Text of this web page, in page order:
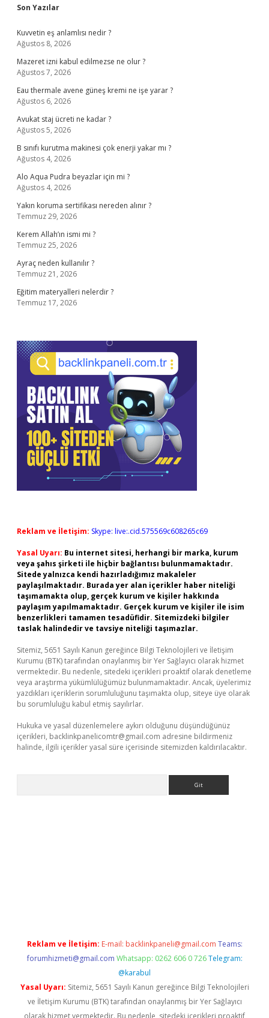
Sidebar
Son Yazılar
Kuvvetin eş anlamlısı nedir ?
Ağustos 8, 2026
Mazeret izni kabul edilmezse ne olur ?
Ağustos 7, 2026
Eau thermale avene güneş kremi ne işe yarar ?
Ağustos 6, 2026
Avukat staj ücreti ne kadar ?
Ağustos 5, 2026
B sınıfı kurutma makinesi çok enerji yakar mı ?
Ağustos 4, 2026
Alo Aqua Pudra beyazlar için mi ?
Ağustos 4, 2026
Yakın koruma sertifikası nereden alınır ?
Temmuz 29, 2026
Kerem Allah’ın ismi mi ?
Temmuz 25, 2026
Ayraç neden kullanılır ?
Temmuz 21, 2026
Eğitim materyalleri nelerdir ?
Temmuz 17, 2026
Reklam ve İletişim: Skype: live:.cid.575569c608265c69
Yasal Uyarı: Bu internet sitesi, herhangi bir marka, kurum
veya şahıs şirketi ile hiçbir bağlantısı bulunmamaktadır.
Sitede yalnızca kendi hazırladığımız makaleler
paylaşılmaktadır. Burada yer alan içerikler haber niteliği
taşımamakta olup, gerçek kurum ve kişiler hakkında
paylaşım yapılmamaktadır. Gerçek kurum ve kişiler ile isim
benzerlikleri tamamen tesadüfidir. Sitemizdeki bilgiler
taslak halindedir ve tavsiye niteliği taşımazlar.
Sitemiz, 5651 Sayılı Kanun gereğince Bilgi Teknolojileri ve İletişim
Kurumu (BTK) tarafından onaylanmış bir Yer Sağlayıcı olarak hizmet
vermektedir. Bu nedenle, sitedeki içerikleri proaktif olarak denetleme
veya araştırma yükümlülüğümüz bulunmamaktadır. Ancak, üyelerimiz
yazdıkları içeriklerin sorumluluğunu taşımakta olup, siteye üye olarak
bu sorumluluğu kabul etmiş sayılırlar.
Hukuka ve yasal düzenlemelere aykırı olduğunu düşündüğünüz
içerikleri, backlinkpanelicomtr@gmail.com adresine bildirmeniz
halinde, ilgili içerikler yasal süre içerisinde sitemizden kaldırılacaktır.
Reklam ve İletişim: E-mail: backlinkpaneli@gmail.com Teams:
forumhizmeti@gmail.com Whatsapp: 0262 606 0 726 Telegram:
@karabul
Yasal Uyarı: Sitemiz, 5651 Sayılı Kanun gereğince Bilgi Teknolojileri
ve İletişim Kurumu (BTK) tarafından onaylanmış bir Yer Sağlayıcı
olarak hizmet vermektedir. Bu nedenle, sitedeki içerikleri proaktif